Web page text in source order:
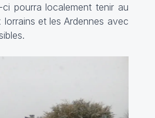
ci pourra localement tenir au
lorrains et les Ardennes avec